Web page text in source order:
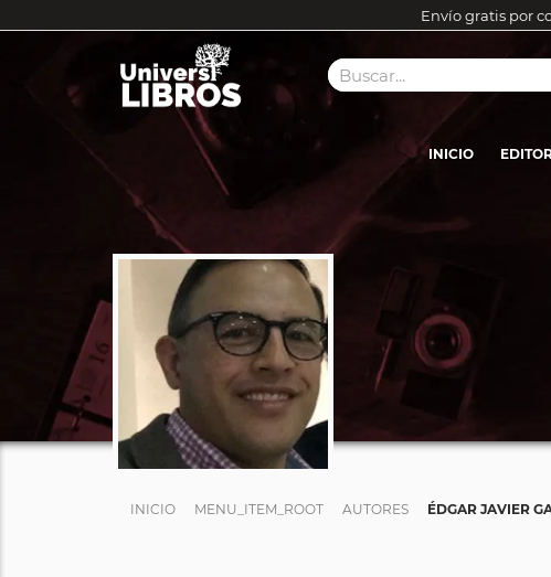
Envío gratis por
INICIO
INICIO MENU_ITEM_ROOT AUTORES ÉDGAR JAVIER